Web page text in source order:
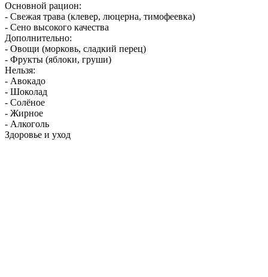
Основной рацион:
- Свежая трава (клевер, люцерна, тимофеевка)
- Сено высокого качества
Дополнительно:
- Овощи (морковь, сладкий перец)
- Фрукты (яблоки, груши)
Нельзя:
- Авокадо
- Шоколад
- Солёное
- Жирное
- Алкоголь
Здоровье и уход